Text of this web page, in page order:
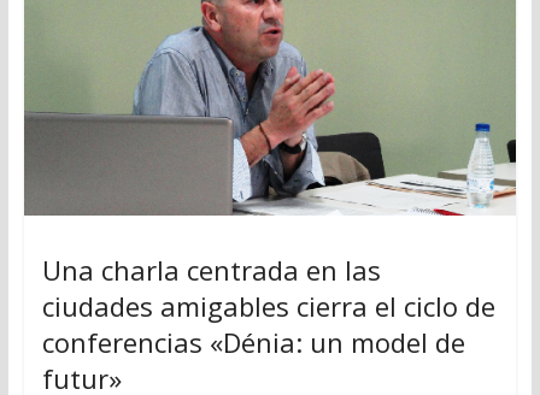
Una charla centrada en las
ciudades amigables cierra el ciclo de
conferencias «Dénia: un model de
futur»